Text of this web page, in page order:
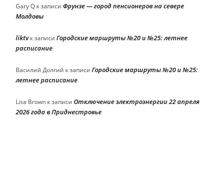
Gary Q к записи Фрунзе — город пенсионеров на севере
Молдовы
liktvк записи Городские маршруты №20 и №25: летнее
расписание
Василий Долгий к записи Городские маршруты №20 и №25:
летнее расписание
Lisa Brown к записи Отключение электроэнергии 22 апреля
2026 года в Приднестровье